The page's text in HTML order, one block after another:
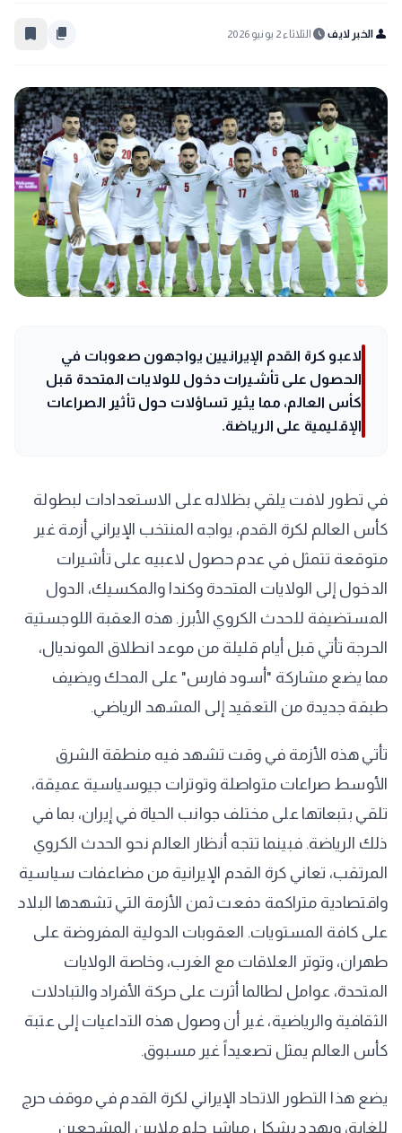
person الخبر لايف schedule الثلاثاء 2 يونيو 2026 content_copy
bookmark_border
لاعبو كرة القدم الإيرانيين يواجهون صعوبات في
الحصول على تأشيرات دخول للولايات المتحدة قبل
كأس العالم، مما يثير تساؤلات حول تأثير الصراعات
الإقليمية على الرياضة.
في تطور لافت يلقي بظلاله على الاستعدادات لبطولة
كأس العالم لكرة القدم، يواجه المنتخب الإيراني أزمة غير
متوقعة تتمثل في عدم حصول لاعبيه على تأشيرات
الدخول إلى الولايات المتحدة وكندا والمكسيك، الدول
المستضيفة للحدث الكروي الأبرز. هذه العقبة اللوجستية
الحرجة تأتي قبل أيام قليلة من موعد انطلاق المونديال،
مما يضع مشاركة "أسود فارس" على المحك ويضيف
طبقة جديدة من التعقيد إلى المشهد الرياضي.
تأتي هذه الأزمة في وقت تشهد فيه منطقة الشرق
الأوسط صراعات متواصلة وتوترات جيوسياسية عميقة،
تلقي بتبعاتها على مختلف جوانب الحياة في إيران، بما في
ذلك الرياضة. فبينما تتجه أنظار العالم نحو الحدث الكروي
المرتقب، تعاني كرة القدم الإيرانية من مضاعفات سياسية
واقتصادية متراكمة دفعت ثمن الأزمة التي تشهدها البلاد
على كافة المستويات. العقوبات الدولية المفروضة على
طهران، وتوتر العلاقات مع الغرب، وخاصة الولايات
المتحدة، عوامل لطالما أثرت على حركة الأفراد والتبادلات
الثقافية والرياضية، غير أن وصول هذه التداعيات إلى عتبة
كأس العالم يمثل تصعيداً غير مسبوق.
يضع هذا التطور الاتحاد الإيراني لكرة القدم في موقف حرج
للغاية، ويهدد بشكل مباشر حلم ملايين المشجعين